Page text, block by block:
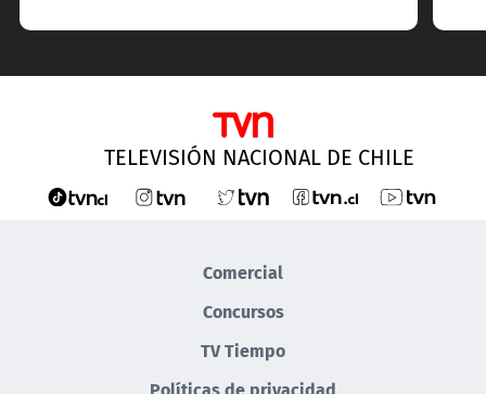
TELEVISIÓN NACIONAL DE CHILE
Comercial
Concursos
TV Tiempo